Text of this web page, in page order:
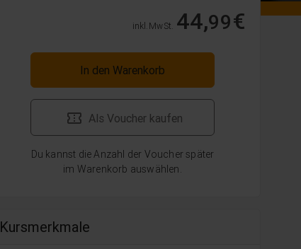
inkl. MwSt. 44,99€
In den Warenkorb
Als Voucher kaufen
Du kannst die Anzahl der Voucher später
im Warenkorb auswählen.
Kursmerkmale